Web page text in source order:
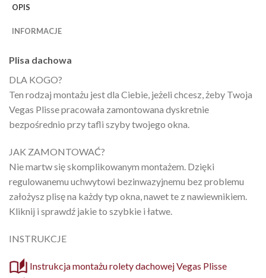
OPIS
INFORMACJE
Plisa dachowa
DLA KOGO?
Ten rodzaj montażu jest dla Ciebie, jeżeli chcesz, żeby Twoja
Vegas Plisse pracowała zamontowana dyskretnie
bezpośrednio przy tafli szyby twojego okna.
JAK ZAMONTOWAĆ?
Nie martw się skomplikowanym montażem. Dzięki
regulowanemu uchwytowi bezinwazyjnemu bez problemu
założysz plisę na każdy typ okna, nawet te z nawiewnikiem.
Kliknij i sprawdź jakie to szybkie i łatwe.
INSTRUKCJE
Instrukcja montażu rolety dachowej Vegas Plisse